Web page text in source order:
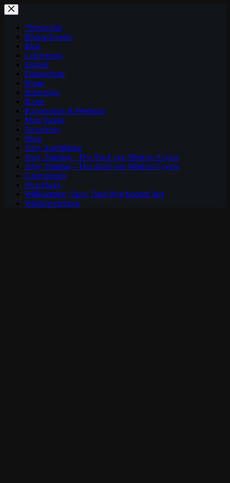
Zum
Inhalt
springen*Werbelink
Bildnachweise
Blog
Community
Danke!
Datenschutz
Home
Impressum
Kasse
Kooperation & Werbung
Mein Konto
Newsletter
Shop
Sissy Ausbildung
Sissy Training – Das Buch von Mistress Fayme
Sissy Training – Das Buch von Mistress Fayme
Unterstützen
Warenkorb
Willkommen, Sissy. Dein Weg beginnt hier
Windelerziehung